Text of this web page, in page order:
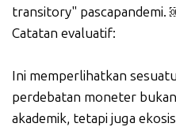
transitory" pascapandemi.
Catatan evaluatif:
Ini memperlihatkan
perdebatan moneter
akademik, tetapi juga